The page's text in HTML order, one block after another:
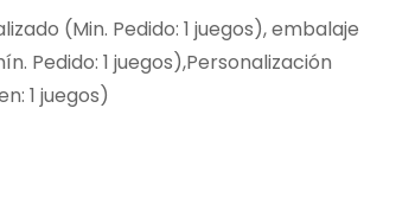
(Min. Pedido: 1 juegos), embalaje
Pedido: 1 juegos),Personalización
1 juegos)